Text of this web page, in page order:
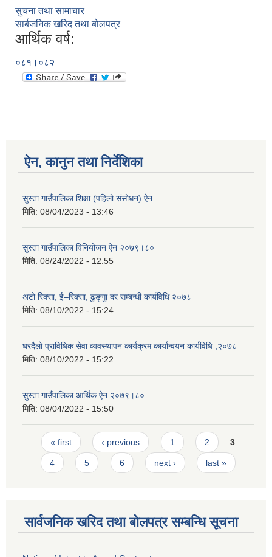
सुचना तथा सामाचार
सार्बजनिक खरिद तथा बोलपत्र
आर्थिक वर्ष:
०८१।०८२
ऐन, कानुन तथा निर्देशिका
सुस्ता गाउँपालिका शिक्षा (पहिलो संसोधन) ऐन
मिति: 08/04/2023 - 13:46
सुस्ता गाउँपालिका विनियोजन ऐन २०७९।८०
मिति: 08/24/2022 - 12:55
अटो रिक्सा, ई–रिक्सा, ढुङ्गुा दर सम्बन्धी कार्यविधि २०७८
मिति: 08/10/2022 - 15:24
घरदैलो प्राविधिक सेवा व्यवस्थापन कार्यक्रम कार्यान्वयन कार्यविधि ,२०७८
मिति: 08/10/2022 - 15:22
सुस्ता गाउँपालिका आर्थिक ऐन २०७९।८०
मिति: 08/04/2022 - 15:50
Pages
« first ‹ previous 1 2 3
4 5 6 next › last »
सार्वजनिक खरिद तथा बोलपत्र सम्बन्धि सूचना